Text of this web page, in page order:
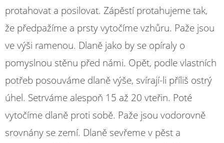
protahovat a posilovat. Zápěstí protahujeme tak,
že předpažíme a prsty vytočíme vzhůru. Paže jsou
ve výši ramenou. Dlaně jako by se opíraly o
pomyslnou stěnu před námi. Opět, podle vlastních
potřeb posouváme dlaně výše, svírají-li příliš ostrý
úhel. Setrváme alespoň 15 až 20 vteřin. Poté
vytočíme dlaně proti sobě. Paže jsou vodorovně
srovnány se zemí. Dlaně sevřeme v pěst a